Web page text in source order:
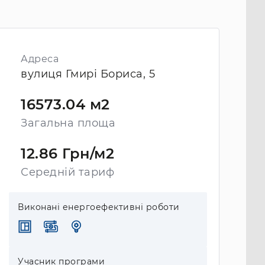
Адреса
вулиця Гмирі Бориса, 5
16573.04 м2
Загальна площа
12.86 Грн/м2
Середній тариф
Виконані енергоефективні роботи
Учасник програми